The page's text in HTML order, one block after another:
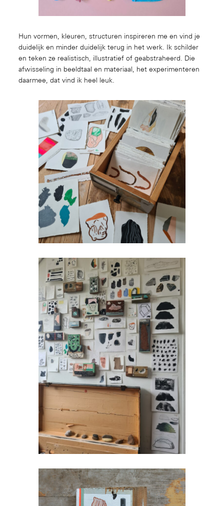
Hun vormen, kleuren, structuren inspireren me en vind je
duidelijk en minder duidelijk terug in het werk. Ik schilder
en teken ze realistisch, illustratief of geabstraheerd. Die
afwisseling in beeldtaal en materiaal, het experimenteren
daarmee, dat vind ik heel leuk.